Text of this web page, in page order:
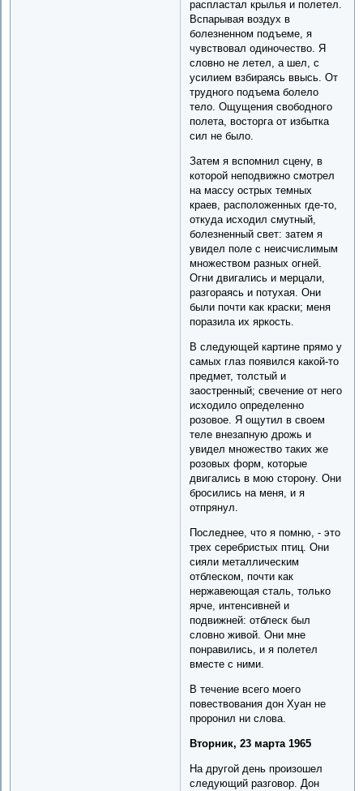
распластал крылья и полетел.
Вспарывая воздух в
болезненном подъеме, я
чувствовал одиночество. Я
словно не летел, а шел, с
усилием взбираясь ввысь. От
трудного подъема болело
тело. Ощущения свободного
полета, восторга от избытка
сил не было.
Затем я вспомнил сцену, в
которой неподвижно смотрел
на массу острых темных
краев, расположенных где-то,
откуда исходил смутный,
болезненный свет: затем я
увидел поле с неисчислимым
множеством разных огней.
Огни двигались и мерцали,
разгораясь и потухая. Они
были почти как краски; меня
поразила их яркость.
В следующей картине прямо у
самых глаз появился какой-то
предмет, толстый и
заостренный; свечение от него
исходило определенно
розовое. Я ощутил в своем
теле внезапную дрожь и
увидел множество таких же
розовых форм, которые
двигались в мою сторону. Они
бросились на меня, и я
отпрянул.
Последнее, что я помню, - это
трех серебристых птиц. Они
сияли металлическим
отблеском, почти как
нержавеющая сталь, только
ярче, интенсивней и
подвижней: отблеск был
словно живой. Они мне
понравились, и я полетел
вместе с ними.
В течение всего моего
повествования дон Хуан не
проронил ни слова.
Вторник, 23 марта 1965
На другой день произошел
следующий разговор. Дон